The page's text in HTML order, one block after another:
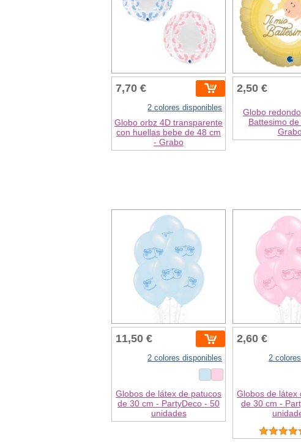
7,70 €
2 colores disponibles
Globo orbz 4D transparente
con huellas bebe de 48 cm
- Grabo
2,50 €
Globo
Battesimo
11,50 €
2 colores disponibles
Globos de látex de patucos
de 30 cm - PartyDeco - 50
unidades
2,60 €
2
Globos de látex
de 30 cm -